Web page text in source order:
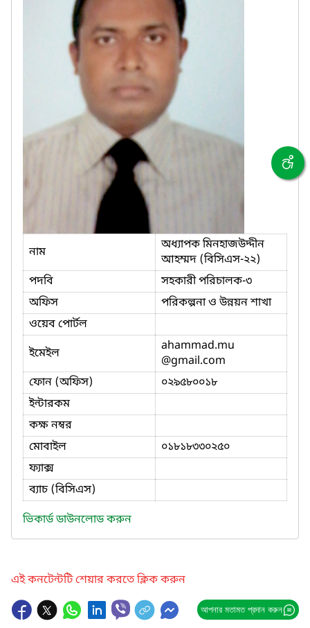
নাম
অধ্যাপক মিনহাজউদ্দীন
আহম্মদ (বিসিএস-২২)
পদবি
সহকারী পরিচালক-৩
অফিস
পরিকল্পনা ও উন্নয়ন শাখা
ওয়েব পোর্টল
ইমেইল
ahammad.mu
@gmail.com
ফোন (অফিস)
০২৯৫৮০০১৮
ইন্টারকম
কক্ষ নম্বর
মোবাইল
০১৮১৮৩৩০২৫০
ফ্যাক্স
ব্যাচ (বিসিএস)
ভিকার্ড ডাউনলোড করুন
এই কনটেন্টটি শেয়ার করতে ক্লিক করুন
আপনার মতামত প্রদান করুন